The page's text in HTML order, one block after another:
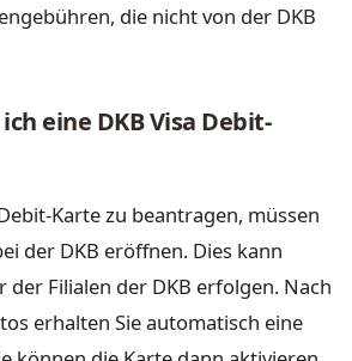
die nicht von der DKB
eine DKB Visa Debit-
Karte zu beantragen, müssen
der DKB eröffnen. Dies kann
der Filialen der DKB erfolgen. Nach
erhalten Sie automatisch eine